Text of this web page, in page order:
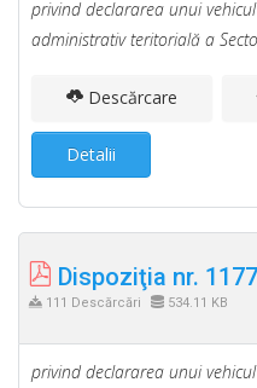
privind declararea unui
administrativ teritorială a
Descărcare
Detalii
Dispoziţia nr.
111 Descărcări 534.11 KB
privind declararea unui